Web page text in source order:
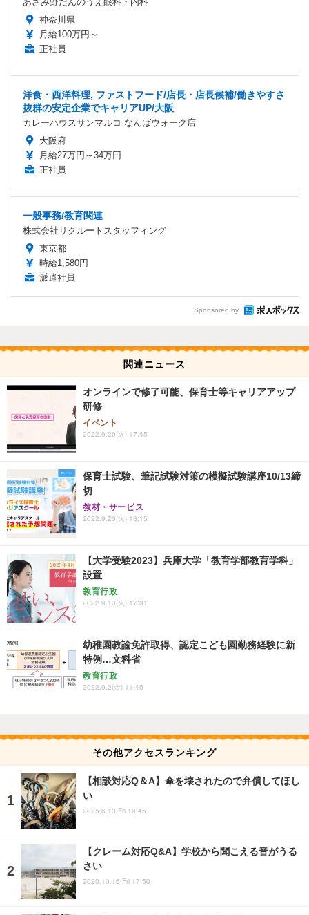
神奈川県
月給100万円～
正社員
洋食・西洋料理, ファストフード/店長・店長候補/働きやすさ
抜群の安定企業でキャリアUP/大阪
カレーハウスサンマルコ なんばウォーク店
大阪府
月給27万円～34万円
正社員
一般事務/教育関連
株式会社リクルートスタッフィング
東京都
時給1,580円
派遣社員
Sponsored by
関連ニュース
オンラインで修了可能、保育士等キャリアアップ
研修
イベント
2022.9.20(火) 17:45
保育士試験、筆記試験対策の模擬試験講座10/13締
切
教材・サービス
2022.9.20(火) 13:15
【大学受験2023】兵庫大学「教育学部教育学科」
設置
教育行政
2022.9.13(火) 17:31
幼稚園教諭免許取得、認定こども園勤務経験に新
特例…文科省
教育行政
2022.9.2(金) 11:45
その他アクセスランキング
【相談対応Q＆A】傘を壊されたので弁償してほし
い
2025.6.13 Fri 19:45
【クレーム対応Q&A】学校から聞こえる音がうる
さい
2020.10.16 Fri 17:50